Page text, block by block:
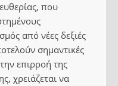
που
από νέες δεξιές
σημαντικές
επιρροή της
χρειάζεται να